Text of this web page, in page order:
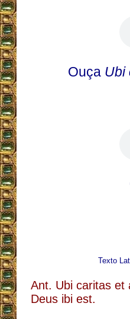
Ouça Ubi
Texto
Ant. Ubi caritas et
Deus ibi est.